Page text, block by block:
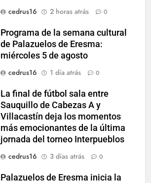
cedrus16
2 horas atrás 0
Programa de la semana cultural
de Palazuelos de Eresma:
miércoles 5 de agosto
cedrus16
1 día atrás 0
La final de fútbol sala entre
Sauquillo de Cabezas A y
Villacastín deja los momentos
más emocionantes de la última
jornada del torneo Interpueblos
cedrus16
3 días atrás 0
Palazuelos de Eresma inicia la